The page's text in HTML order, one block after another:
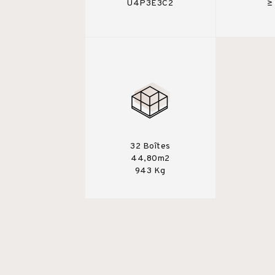
U4P3E3C2
≥
32 Boîtes
44,80m2
943 Kg